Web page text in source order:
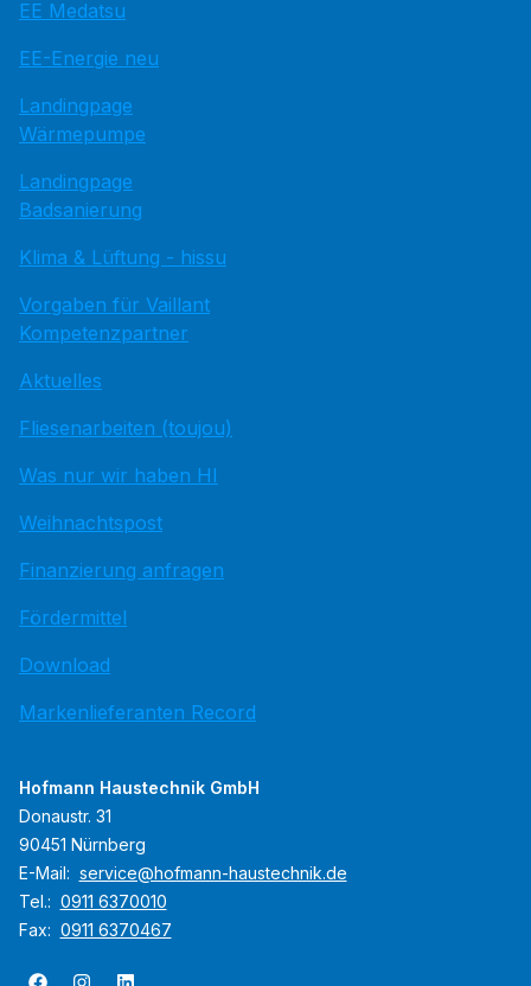
EE Medatsu
EE-Energie neu
Landingpage
Wärmepumpe
Landingpage
Badsanierung
Klima & Lüftung - hissu
Vorgaben für Vaillant
Kompetenzpartner
Aktuelles
Fliesenarbeiten (toujou)
Was nur wir haben HI
Weihnachtspost
Finanzierung anfragen
Fördermittel
Download
Markenlieferanten Record
Hofmann Haustechnik GmbH
Donaustr. 31
90451 Nürnberg
E-Mail: service@hofmann-haustechnik.de
Tel.: 0911 6370010
Fax: 0911 6370467